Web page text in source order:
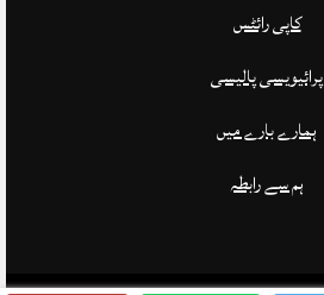
کاپی رائٹس
پرائیویسی پالیسی
ہمارے بارے میں
ہم سے رابطہ